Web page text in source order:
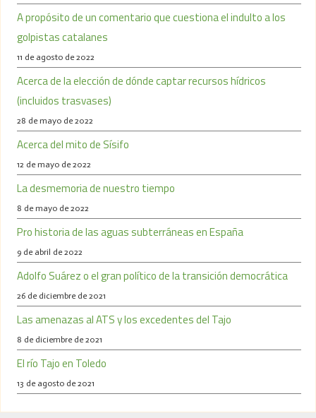
A propósito de un comentario que cuestiona el indulto a los
golpistas catalanes
11 de agosto de 2022
Acerca de la elección de dónde captar recursos hídricos
(incluidos trasvases)
28 de mayo de 2022
Acerca del mito de Sísifo
12 de mayo de 2022
La desmemoria de nuestro tiempo
8 de mayo de 2022
Pro historia de las aguas subterráneas en España
9 de abril de 2022
Adolfo Suárez o el gran político de la transición democrática
26 de diciembre de 2021
Las amenazas al ATS y los excedentes del Tajo
8 de diciembre de 2021
El río Tajo en Toledo
13 de agosto de 2021